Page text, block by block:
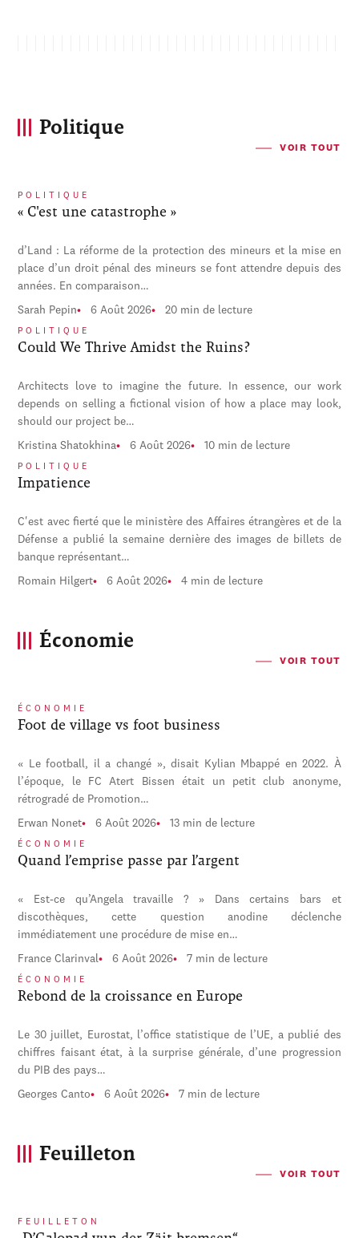
Politique
VOIR TOUT
POLITIQUE
« C'est une catastrophe »
d’Land : La réforme de la protection des mineurs et la mise en
place d’un droit pénal des mineurs se font attendre depuis des
années. En comparaison…
Sarah Pepin 6 Août 2026 20 min de lecture
POLITIQUE
Could We Thrive Amidst the Ruins?
Architects love to imagine the future. In essence, our work
depends on selling a fictional vision of how a place may look,
should our project be…
Kristina Shatokhina 6 Août 2026 10 min de lecture
POLITIQUE
Impatience
C'est avec fierté que le ministère des Affaires étrangères et de la
Défense a publié la semaine dernière des images de billets de
banque représentant…
Romain Hilgert 6 Août 2026 4 min de lecture
Économie
VOIR TOUT
ÉCONOMIE
Foot de village vs foot business
« Le football, il a changé », disait Kylian Mbappé en 2022. À
l’époque, le FC Atert Bissen était un petit club anonyme,
rétrogradé de Promotion…
Erwan Nonet 6 Août 2026 13 min de lecture
ÉCONOMIE
Quand l’emprise passe par l’argent
« Est-ce qu’Angela travaille ? » Dans certains bars et
discothèques, cette question anodine déclenche
immédiatement une procédure de mise en…
France Clarinval 6 Août 2026 7 min de lecture
ÉCONOMIE
Rebond de la croissance en Europe
Le 30 juillet, Eurostat, l’office statistique de l’UE, a publié des
chiffres faisant état, à la surprise générale, d’une progression
du PIB des pays…
Georges Canto 6 Août 2026 7 min de lecture
Feuilleton
VOIR TOUT
FEUILLETON